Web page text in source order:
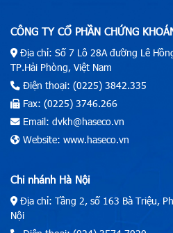
CÔNG TY CỔ PHẦN CHỨNG
Địa chỉ: Số 7 Lô 28A đường Lê
TP.Hải Phòng, Việt Nam
Điện thoại: (0225) 3842.335
Fax: (0225) 3746.266
Email: dvkh@haseco.vn
Website: www.haseco.vn
Chi nhánh Hà Nội
Địa chỉ: Tầng 2, số 163 Bà Triệu,
Nội